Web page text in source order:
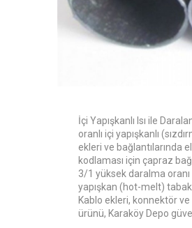
İçi Yapışkanlı Isı ile
oranlı içi yapışkanlı
ekleri ve bağlantılarında
kodlaması için çapraz
3/1 yüksek daralma oranı
yapışkan (hot-melt)
Kablo ekleri, konnektör
ürünü, Karaköy Depo